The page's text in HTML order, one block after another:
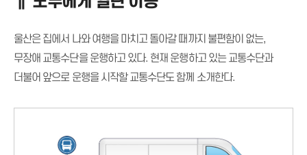
울산은 집에서 나와 여행을 마치고 돌아갈 때까지 불편함이 없는,
무장애 교통수단을 운행하고 있다. 현재 운행하고 있는 교통수단과
더불어 앞으로 운행을 시작할 교통수단도 함께 소개한다.